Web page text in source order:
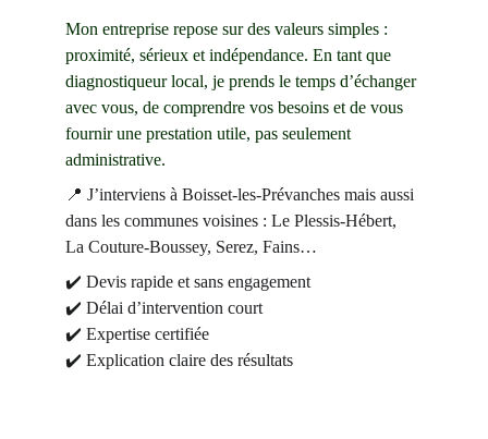
Mon entreprise repose sur des valeurs simples :
proximité, sérieux et indépendance. En tant que
diagnostiqueur local, je prends le temps d’échanger
avec vous, de comprendre vos besoins et de vous
fournir une prestation utile, pas seulement
administrative.
📍 J’interviens à Boisset-les-Prévanches mais aussi
dans les communes voisines : Le Plessis-Hébert,
La Couture-Boussey, Serez, Fains…
✔️ Devis rapide et sans engagement
✔️ Délai d’intervention court
✔️ Expertise certifiée
✔️ Explication claire des résultats